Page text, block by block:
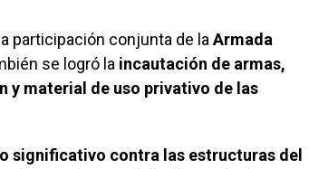
participación conjunta de laArmada
se logró la incautación de armas,
y material de uso privativo de las
significativo contra las estructuras del